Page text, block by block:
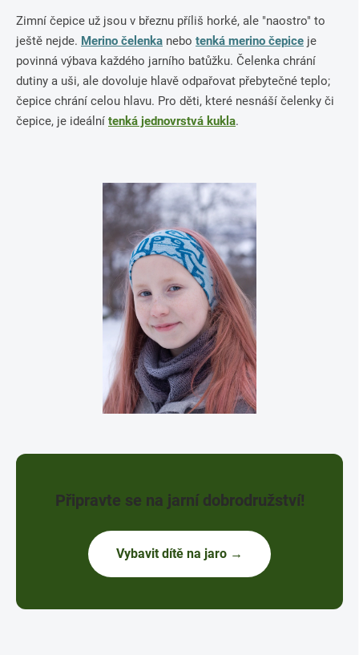
Zimní čepice už jsou v březnu příliš horké, ale "naostro" to
ještě nejde. Merino čelenka nebo tenká merino čepice je
povinná výbava každého jarního batůžku. Čelenka chrání
dutiny a uši, ale dovoluje hlavě odpařovat přebytečné teplo;
čepice chrání celou hlavu. Pro děti, které nesnáší čelenky či
čepice, je ideální tenká jednovrstvá kukla.
Připravte se na jarní dobrodružství!
Vybavit dítě na jaro →